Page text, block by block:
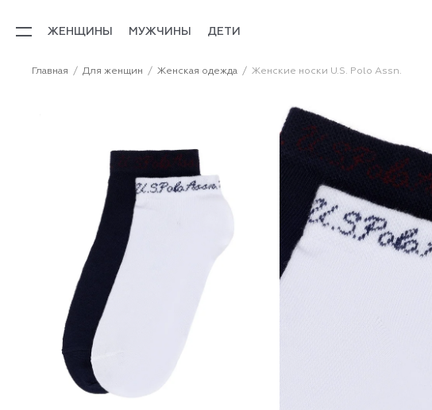
ЖЕНЩИНЫ МУЖЧИНЫ ДЕТИ
Главная Для женщин Женская одежда Женские носки U.S. Polo Assn.